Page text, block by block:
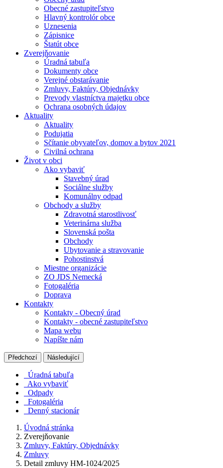
Obecné zastupiteľstvo
Hlavný kontrolór obce
Uznesenia
Zápisnice
Štatút obce
Zverejňovanie
Úradná tabuľa
Dokumenty obce
Verejné obstarávanie
Zmluvy, Faktúry, Objednávky
Prevody vlastníctva majetku obce
Ochrana osobných údajov
Aktuality
Aktuality
Podujatia
Sčítanie obyvateľov, domov a bytov 2021
Civilná ochrana
Život v obci
Ako vybaviť
Stavebný úrad
Sociálne služby
Komunálny odpad
Obchody a služby
Zdravotná starostlivosť
Veterinárna služba
Slovenská pošta
Obchody
Ubytovanie a stravovanie
Pohostinstvá
Miestne organizácie
ZO JDS Nemecká
Fotogaléria
Doprava
Kontakty
Kontakty - Obecný úrad
Kontakty - obecné zastupiteľstvo
Mapa webu
Napíšte nám
Předchozí Následující
Úradná tabuľa
Ako vybaviť
Odpady
Fotogaléria
Denný stacionár
Úvodná stránka
Zverejňovanie
Zmluvy, Faktúry, Objednávky
Zmluvy
Detail zmluvy HM-1024/2025